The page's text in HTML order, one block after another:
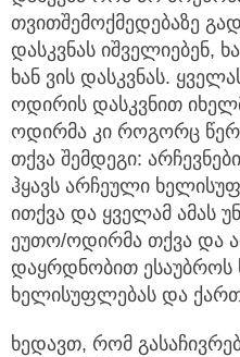
თვითშემოქმედებაზე
დასკვნას იშველიებენ,
ხან ვის დასკვნას.
ოდირის დასკვნით
ოდირმა კი როგორც
თქვა შემდეგი:
ჰყავს არჩეული
ითქვა და ყველამ ამას
ეუთო/ოდირმა თქვა და
დაყრდნობით
ხელისუფლებას და
ხედავთ, რომ